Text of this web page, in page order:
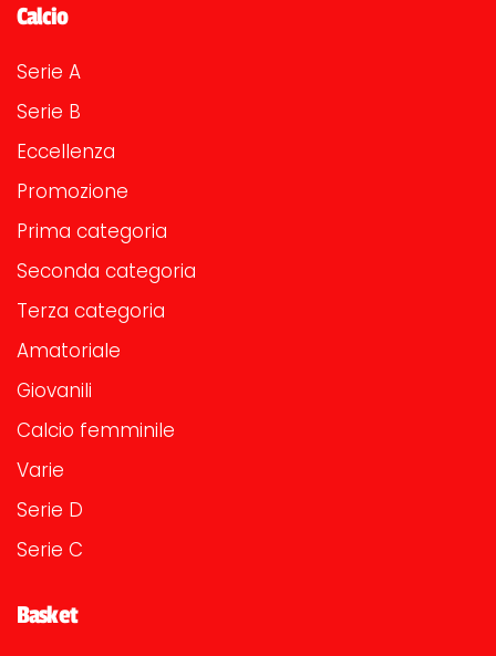
Calcio
Serie A
Serie B
Eccellenza
Promozione
Prima categoria
Seconda categoria
Terza categoria
Amatoriale
Giovanili
Calcio femminile
Varie
Serie D
Serie C
Basket